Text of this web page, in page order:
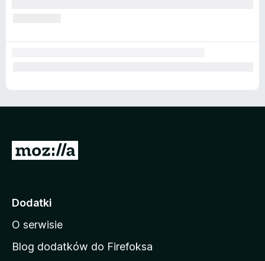
S
o
a
d
Dodatki
O serwisie
Blog dodatków do Firefoksa